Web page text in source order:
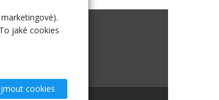
jaké cookies
cookies